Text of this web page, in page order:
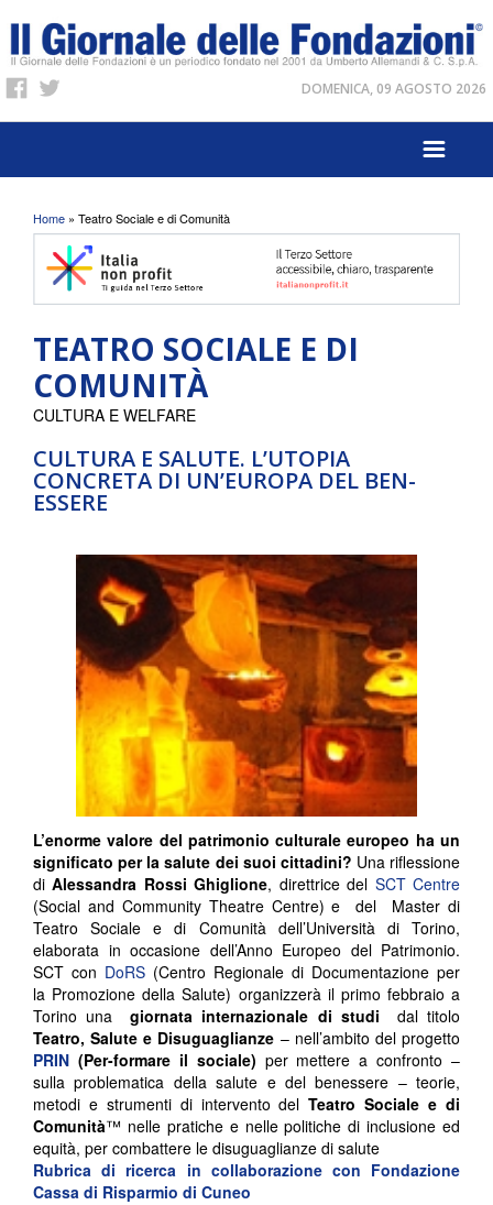
DOMENICA, 09 AGOSTO 2026
Tu sei qui
Home » Teatro Sociale e di Comunità
TEATRO SOCIALE E DI
COMUNITÀ
CULTURA E SALUTE. L’UTOPIA
CONCRETA DI UN’EUROPA DEL BEN-
ESSERE
CULTURA E WELFARE
L’enorme valore del patrimonio culturale europeo ha un
significato per la salute dei suoi cittadini? Una riflessione
diAlessandra Rossi Ghiglione, direttrice del SCT Centre
(Social and Community Theatre Centre) e del Master di
Teatro Sociale e di Comunità dell’Università di Torino,
elaborata in occasione dell’Anno Europeo del Patrimonio.
SCT con DoRS (Centro Regionale di Documentazione per
la Promozione della Salute) organizzerà il primo febbraio a
Torino unagiornata internazionale di studi dal titolo
Teatro, Salute e Disuguaglianze – nell’ambito del progetto
PRIN (Per-formare il sociale) per mettere a confronto –
sulla problematica della salute e del benessere – teorie,
metodi e strumenti di intervento delTeatro Sociale e di
Comunità™ nelle pratiche e nelle politiche di inclusione ed
equità, per combattere le disuguaglianze di salute
Rubrica di ricerca in collaborazione con Fondazione
Cassa di Risparmio di Cuneo